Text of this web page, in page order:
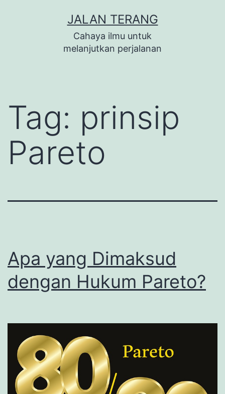
JALAN TERANG
Cahaya ilmu untuk
melanjutkan perjalanan
Tag: prinsip
Pareto
Apa yang Dimaksud
dengan Hukum Pareto?